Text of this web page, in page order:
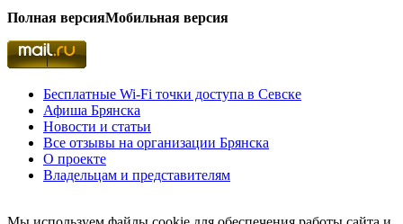
Полная версияМобильная версия
Бесплатные Wi-Fi точки доступа в Севске
Афиша Брянска
Новости и статьи
Все отзывы на организации Брянска
О проекте
Владельцам и представителям